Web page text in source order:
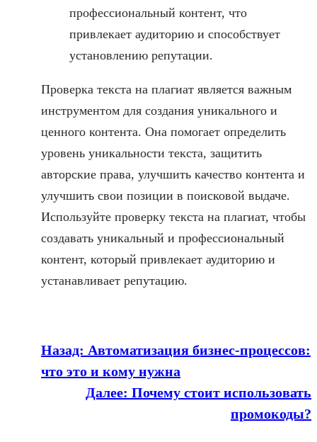
профессиональный контент, что
привлекает аудиторию и способствует
установлению репутации.
Проверка текста на плагиат является важным
инструментом для создания уникального и
ценного контента. Она помогает определить
уровень уникальности текста, защитить
авторские права, улучшить качество контента и
улучшить свои позиции в поисковой выдаче.
Используйте проверку текста на плагиат, чтобы
создавать уникальный и профессиональный
контент, который привлекает аудиторию и
устанавливает репутацию.
Назад: Автоматизация бизнес-процессов:
что это и кому нужна
Далее: Почему стоит использовать
промокоды?